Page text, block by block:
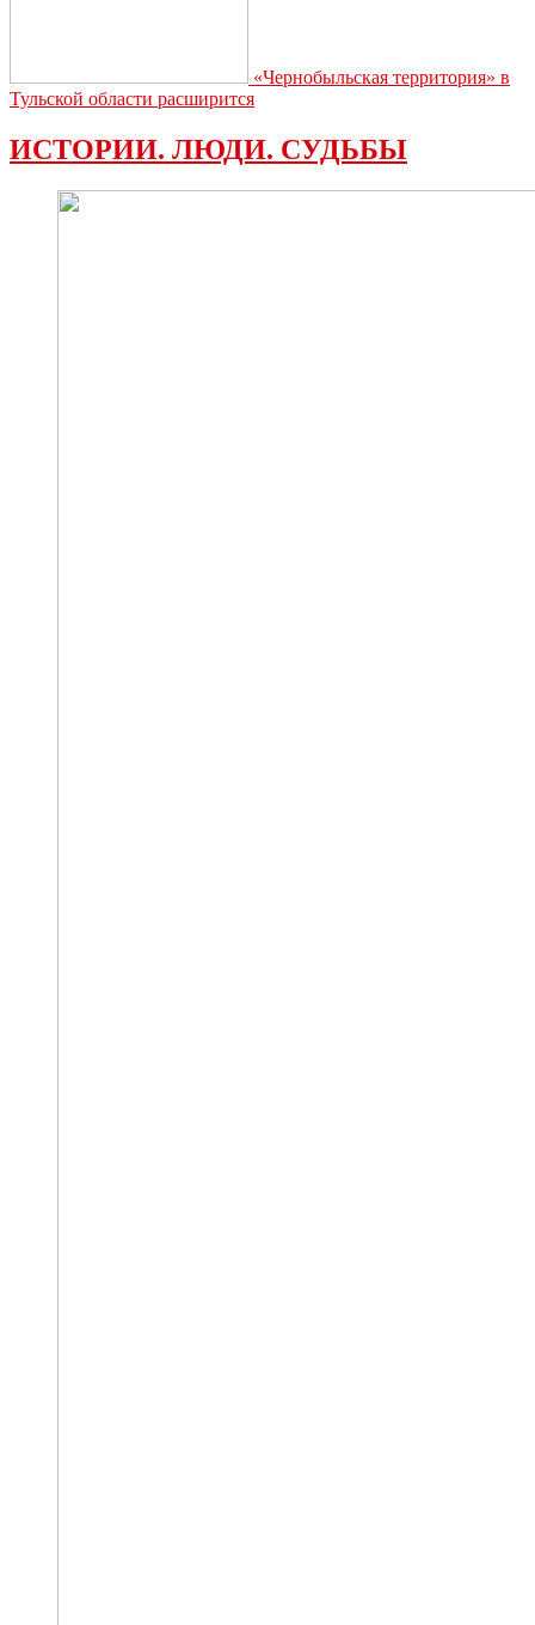
«Чернобыльская территория» в
Тульской области расширится
ИСТОРИИ. ЛЮДИ. СУДЬБЫ